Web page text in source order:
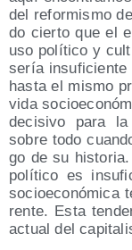
del refor­mis­mo
do cier­to que el
uso polí­ti­co y
sería insu­fi­cien­te
has­ta el mis­mo
vida
deci­si­vo para la
sobre todo
go de su
polí­ti­co es
socio­eco­nó­mi­ca
ren­te. Esta
actual del